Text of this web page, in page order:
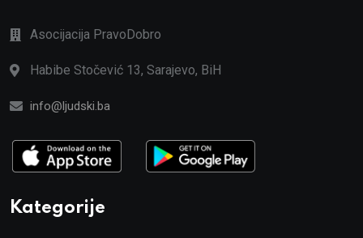
Asocijacija PravoDobro
Habibe Stočević 13, Sarajevo, BiH
info@ljudski.ba
Kategorije